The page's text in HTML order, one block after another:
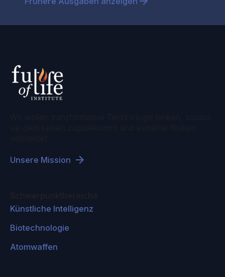
Sciences Citoyennes
Columbia University, General Assembly
Ateliê de Humanidades
War(Australia)
Neuron Soundware
Unsere Mission
Künstliche Intelligenz
Biotechnologie
Atomwaffen